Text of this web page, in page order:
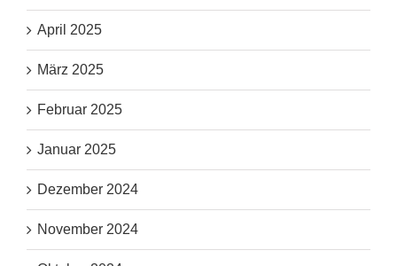
April 2025
März 2025
Februar 2025
Januar 2025
Dezember 2024
November 2024